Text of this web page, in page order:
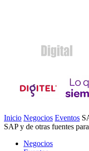
Inicio Negocios Eventos
SAP y de otras fuentes
Negocios